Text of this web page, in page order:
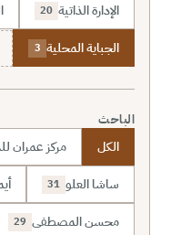
الإدارة الذاتية 20
الجباية المحلية 3
الباحث
الكل مركز عمران
ساشا العلو 31
محسن المصطفى 29